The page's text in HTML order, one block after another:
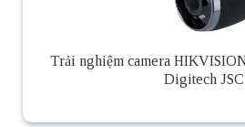
Trải nghiệm camera
Digitech JSC